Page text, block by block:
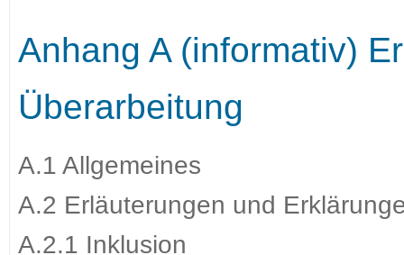
Anhang A (informativ)
Überarbeitung
A.1 Allgemeines
A.2 Erläuterungen und
A.2.1 Inklusion